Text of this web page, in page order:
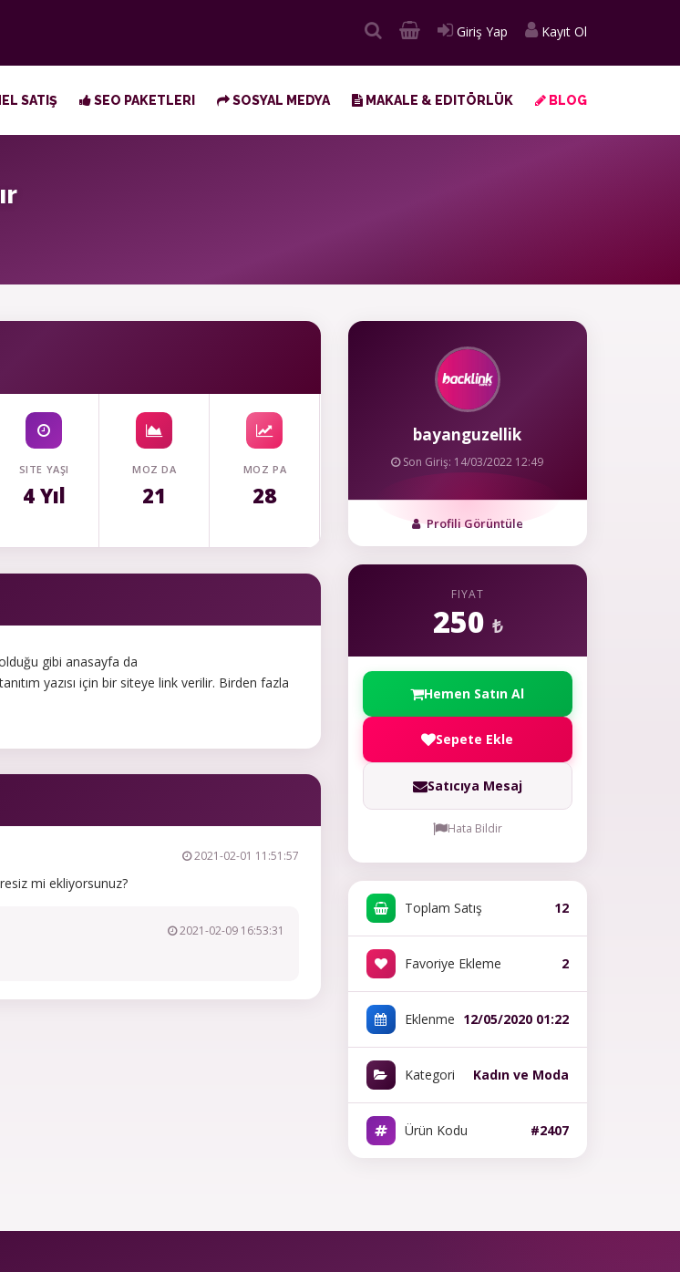
Giriş Yap Kayıt Ol
SATIŞ SEO PAKETLERI SOSYAL MEDYA MAKALE & EDITÖRLÜK BLOG
SITE YAŞI
4 Yıl
MOZ DA
21
MOZ PA
28
gibi anasayfa da
yazısı için bir siteye link verilir. Birden fazla
2021-02-01 11:51:57
mi ekliyorsunuz?
2021-02-09 16:53:31
bayanguzellik
Son Giriş: 14/03/2022 12:49
Profili Görüntüle
FIYAT
250 ₺
Hemen Satın Al
Sepete Ekle
Satıcıya Mesaj
Hata Bildir
Toplam Satış 12
Favoriye Ekleme 2
Eklenme 12/05/2020 01:22
Kategori Kadın ve Moda
Ürün Kodu #2407